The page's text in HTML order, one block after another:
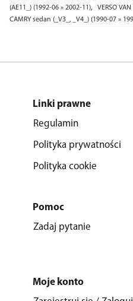
(AE11_) (1992-06 » 2002-11), VERSO
CAMRY sedan (_V3_, _V4_) (1990-07 »
Linki prawne
Regulamin
Polityka prywatności
Polityka cookie
Pomoc
Zadaj pytanie
Moje konto